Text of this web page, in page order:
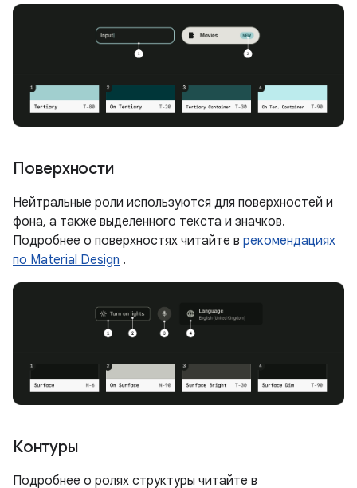
Поверхности
Нейтральные роли используются для поверхностей и
фона, а также выделенного текста и значков.
Подробнее о поверхностях читайте в рекомендациях
по Material Design .
Контуры
Подробнее о ролях структуры читайте в